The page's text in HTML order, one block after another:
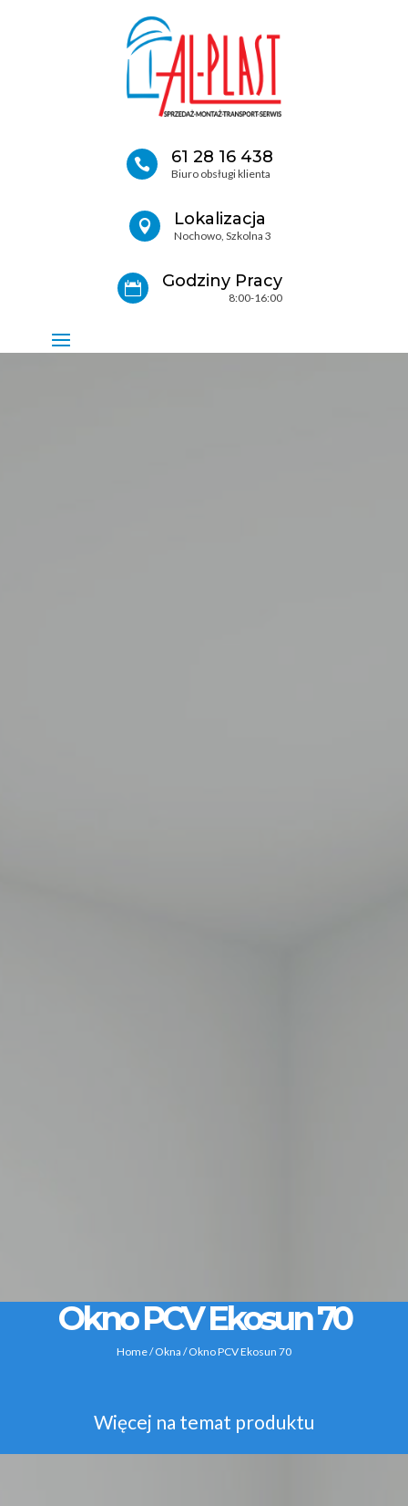
 61 28 16 438
Biuro obsługi klienta
 Lokalizacja
Nochowo, Szkolna 3
 Godziny Pracy
8:00-16:00
Okno PCV Ekosun 70
Home/Okna / Okno PCV Ekosun 70
Więcej na temat produktu